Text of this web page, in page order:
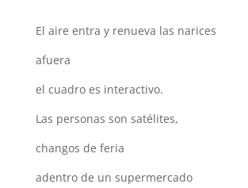
El aire entra y renueva las narices
afuera
el cuadro es interactivo.
Las personas son satélites,
changos de feria
adentro de un supermercado